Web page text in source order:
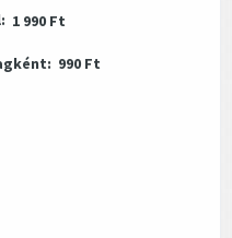
1 990 Ft
990 Ft